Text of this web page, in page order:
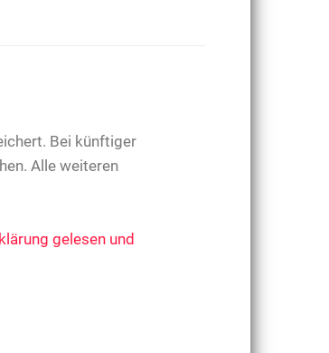
Bei künftiger
Alle weiteren
gelesen und